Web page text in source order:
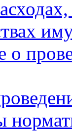
о